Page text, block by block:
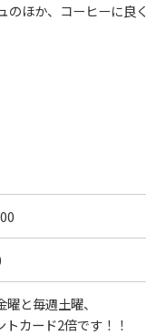
のほか、コーヒーに良
と毎週土曜、
トカード2倍です！！